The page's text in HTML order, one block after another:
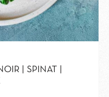
| SPINAT |